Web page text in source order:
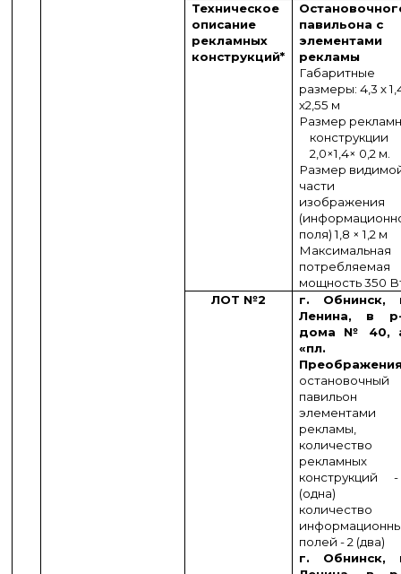
Техническое
описание
рекламных
конструкций*
павильона с
элементами
рекламы
Габаритные
размеры: 4,3 х
х2,55 м
Размер
конструкции
2,0×1,4× 0,2 м.
Размер
части
изображения
поля) 1,8 × 1,2 м
Максимальная
потребляемая
мощность 350
ЛОТ №2
г. Обнинск,
Ленина, в
дома № 40,
«пл.
остановочный
элементами
рекламы,
количество
рекламных
конструкций
(одна)
количество
полей - 2 (два)
г. Обнинск,